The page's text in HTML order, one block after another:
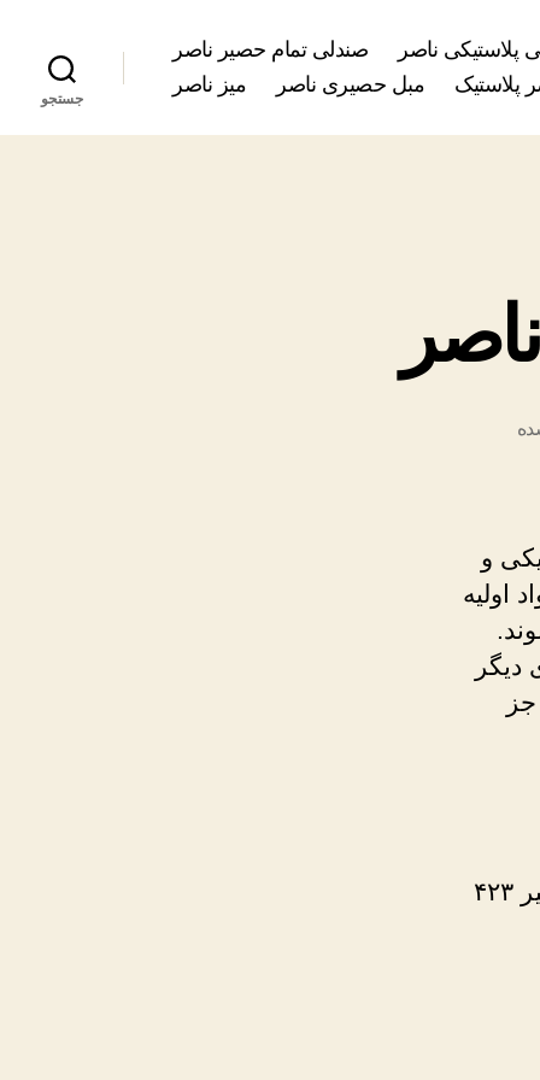
پلاستیکی ناصر
صندلی تمام حصیر ناصر
پلاستیک
مبل حصیری ناصر میز ناصر
جستجو
و
اولیه